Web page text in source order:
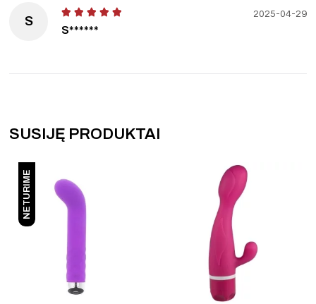
S
S******
2025-04-29
SUSIJĘ PRODUKTAI
NETURIME